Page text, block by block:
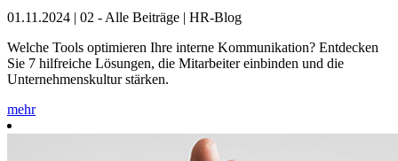
01.11.2024 | 02 - Alle Beiträge | HR-Blog
Welche Tools optimieren Ihre interne Kommunikation? Entdecken
Sie 7 hilfreiche Lösungen, die Mitarbeiter einbinden und die
Unternehmenskultur stärken.
mehr